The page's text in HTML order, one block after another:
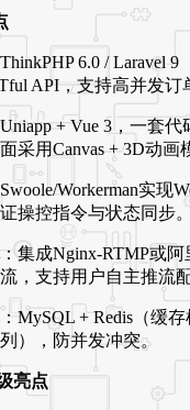
ThinkPHP 6.0 / Laravel
API，支持高并发订
Uniapp + Vue 3，一套代
采用Canvas + 3D动画
Workerman实现
操控指令与状态同步
：集成Nginx-RTMP或
，支持用户自主推流
：MySQL + Redis（缓存
），防并发冲突。
亮点